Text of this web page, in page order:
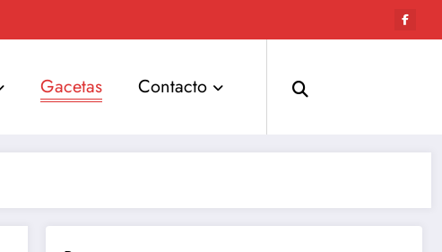
Gacetas Contacto